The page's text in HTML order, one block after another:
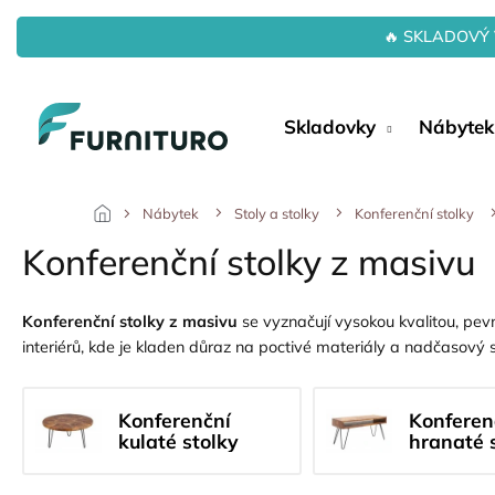
Přejít
obsah
🔥
Skladovky Nábytek
Nábytek Stoly a stolky Konferenční stolky
Konferenční stolky z masivu
Konferenční stolky z masivu se vyznačují vysokou kvalitou,
interiérů, kde je kladen důraz na poctivé materiály a nadčasový
Konferenční
kulaté stolky
hranaté